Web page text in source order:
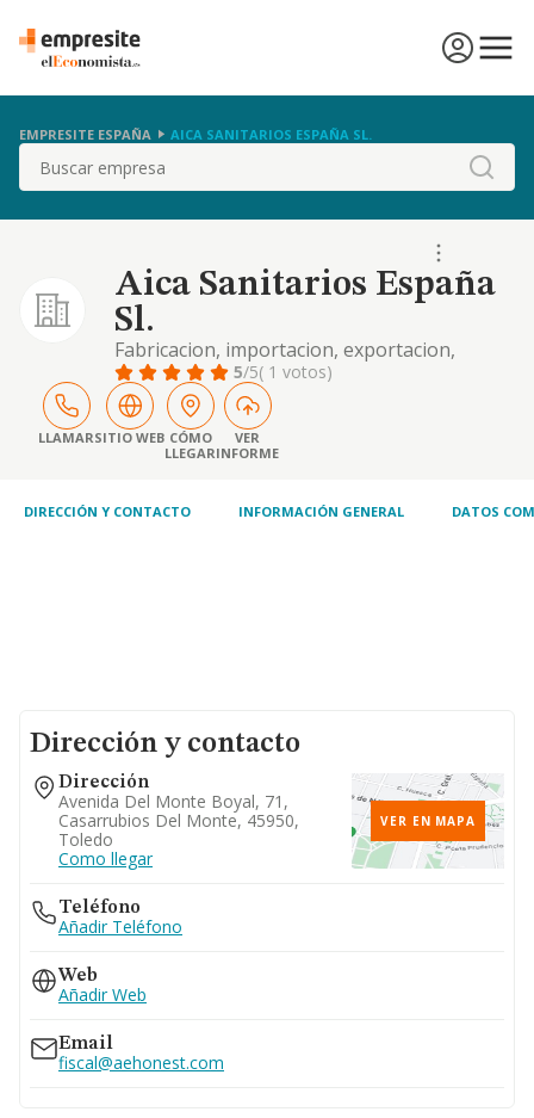
EMPRESITE ESPAÑA AICA SANITARIOS ESPAÑA SL.
Buscar
Aica Sanitarios España
Sl.
Fabricacion, importacion, exportacion,
compraventa, comercio al por menor y por
mayor, asi como la distribucion,
intermediacion y servicios relacionados con
los articulos sanitarios
5/5( 1 votos)
LLAMARSITIO WEB CÓMO
LLEGAR
VER
INFORME
DIRECCIÓN Y CONTACTO INFORMACIÓN GENERAL DATOS
Dirección y contacto
Dirección
Avenida Del Monte Boyal, 71,
Casarrubios Del Monte, 45950,
Toledo
Como llegar
VER EN MAPA
Teléfono
Añadir Teléfono
Web
Añadir Web
Email
fiscal@aehonest.com